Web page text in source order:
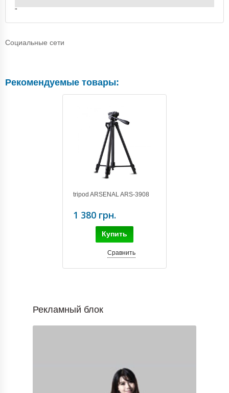
"
Социальные сети
Рекомендуемые товары:
tripod ARSENAL ARS-3908
1 380 грн.
Купить
Сравнить
Рекламный блок